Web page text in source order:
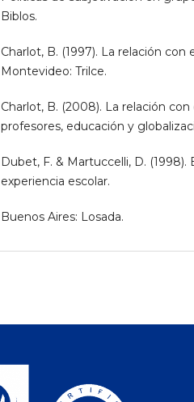
Biblos.
Charlot, B. (1997). La relación
Montevideo: Trilce.
Charlot, B. (2008). La relación
profesores, educación y
Dubet, F. & Martuccelli, D. (1998).
experiencia escolar.
Buenos Aires: Losada.